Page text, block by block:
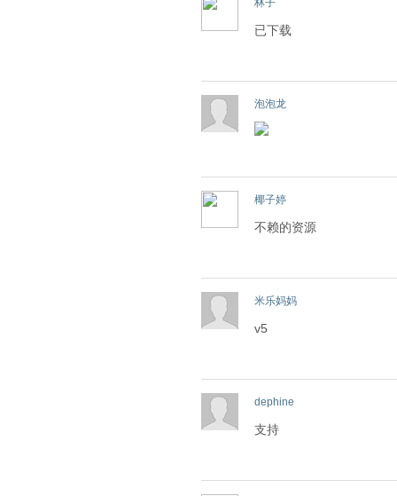
林子
已下载
泡泡龙
椰子婷
不赖的资源
米乐妈妈
v5
dephine
支持